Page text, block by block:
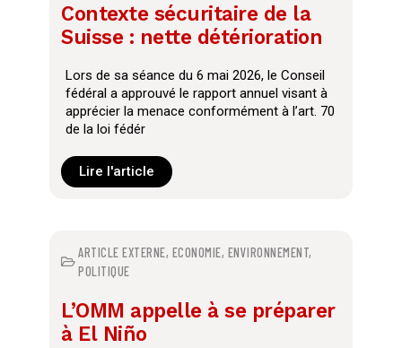
Contexte sécuritaire de la
Suisse : nette détérioration
Lors de sa séance du 6 mai 2026, le Conseil
fédéral a approuvé le rapport annuel visant à
apprécier la menace conformément à l’art. 70
de la loi fédér
Lire l'article
ARTICLE EXTERNE, ECONOMIE, ENVIRONNEMENT,
POLITIQUE
L’OMM appelle à se préparer
à El Niño